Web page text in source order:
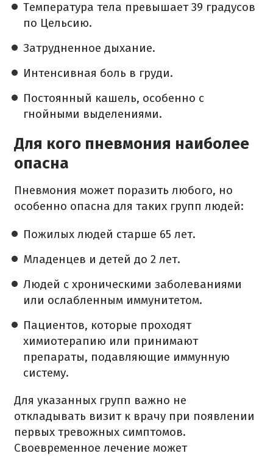
Температура тела превышает 39 градусов
по Цельсию.
Затрудненное дыхание.
Интенсивная боль в груди.
Постоянный кашель, особенно с
гнойными выделениями.
Для кого пневмония наиболее
опасна
Пневмония может поразить любого, но
особенно опасна для таких групп людей:
Пожилых людей старше 65 лет.
Младенцев и детей до 2 лет.
Людей с хроническими заболеваниями
или ослабленным иммунитетом.
Пациентов, которые проходят
химиотерапию или принимают
препараты, подавляющие иммунную
систему.
Для указанных групп важно не
откладывать визит к врачу при появлении
первых тревожных симптомов.
Своевременное лечение может